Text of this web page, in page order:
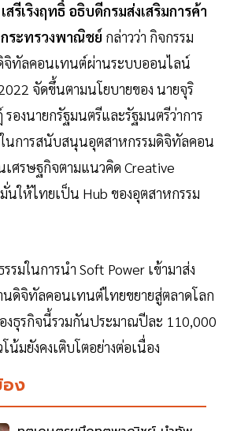
รีเริงฤทธิ์ อธิบดีกรมส่งเสริมการค้า
ระทรวงพาณิชย์ กล่าวว่า กิจกรรม
จิทัลคอนเทนต์ผ่านระบบออนไลน์
จัดขึ้นตามนโยบายของ นายจุริ
งนายกรัฐมนตรีและรัฐมนตรีว่าการ
นการสนับสนุนอุตสาหกรรมดิจิทัลคอน
ศรษฐกิจตามแนวคิด Creative
นให้ไทยเป็น Hub ของอุตสาหกรรม
รมในการนำ Soft Power เข้ามาส่ง
นดิจิทัลคอนเทนต์ไทยขยายสู่ตลาดโลก
ธุรกิจนี้รวมกันประมาณปีละ 110,000
มยังคงเติบโตอย่างต่อเนื่อง
อง